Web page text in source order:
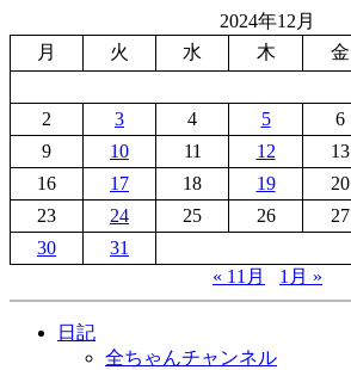
2024年12月
月
火 水 木 金
2
3 4 5 6
9
10 11 12 13
16
17 18 19 20
23
24 25 26 27
30
31
« 11月
1月 »
日記
全ちゃんチャンネル